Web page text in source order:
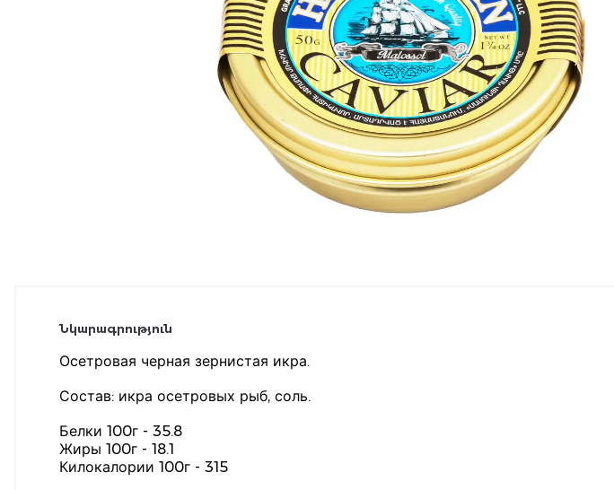
Նկարագրություն
Осетровая черная зернистая икра.
Состав: икра осетровых рыб, соль.
Белки 100г - 35.8
Жиры 100г - 18.1
Килокалории 100г - 315